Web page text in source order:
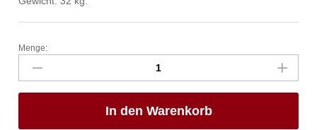
Konvektionsofen
Luftbefeuchter
NANO,
Menge:
In den Warenkorb